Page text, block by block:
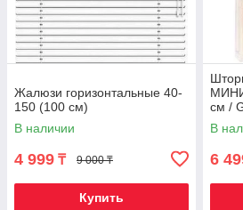
Жалюзи горизонтальные 40-
150 (100 см)
В наличии
4 999 ₸ 9 000 ₸
Купить
см /
В
6